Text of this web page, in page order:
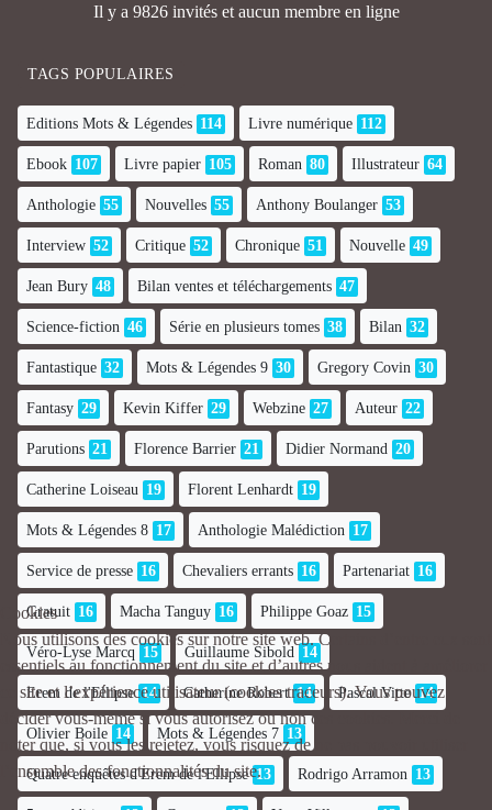
Il y a 9826 invités et aucun membre en ligne
TAGS POPULAIRES
Editions Mots & Légendes 114 Livre numérique 112
Ebook 107 Livre papier 105 Roman 80 Illustrateur 64
Anthologie 55 Nouvelles 55 Anthony Boulanger 53
Interview 52 Critique 52 Chronique 51 Nouvelle 49
Jean Bury 48 Bilan ventes et téléchargements 47
Science-fiction 46 Série en plusieurs tomes 38 Bilan 32
Fantastique 32 Mots & Légendes 9 30 Gregory Covin 30
Fantasy 29 Kevin Kiffer 29 Webzine 27 Auteur 22
Parutions 21 Florence Barrier 21 Didier Normand 20
Catherine Loiseau 19 Florent Lenhardt 19
Mots & Légendes 8 17 Anthologie Malédiction 17
Service de presse 16 Chevaliers errants 16 Partenariat 16
Gratuit 16 Macha Tanguy 16 Philippe Goaz 15
Véro-Lyse Marcq 15 Guillaume Sibold 14
Erem de l'Ellipse 14 Catherine Robert 14 Pascal Vitte 14
Olivier Boile 14 Mots & Légendes 7 13
Quatre enquêtes d'Erem de l'Ellipse 13 Rodrigo Arramon 13
Cookies
Nous utilisons des cookies sur notre site web. Certains d’entre eux sont
essentiels au fonctionnement du site et d’autres nous aident à améliorer
ce site et l’expérience utilisateur (cookies traceurs). Vous pouvez
décider vous-même si vous autorisez ou non ces cookies. Merci de
noter que, si vous les rejetez, vous risquez de ne pas pouvoir utiliser
l’ensemble des fonctionnalités du site.